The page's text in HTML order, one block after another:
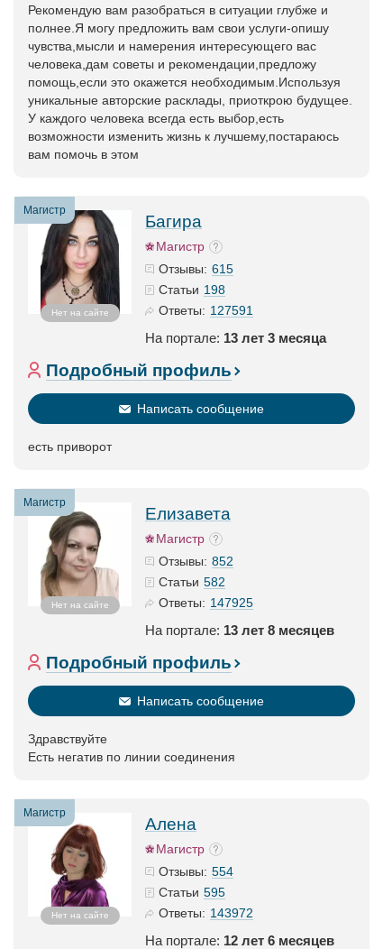
Рекомендую вам разобраться в ситуации глубже и
полнее.Я могу предложить вам свои услуги-опишу
чувства,мысли и намерения интересующего вас
человека,дам советы и рекомендации,предложу
помощь,если это окажется необходимым.Используя
уникальные авторские расклады, приоткрою будущее.
У каждого человека всегда есть выбор,есть
возможности изменить жизнь к лучшему,постараюсь
вам помочь в этом
Магистр
Нет на сайте
Багира
Магистр
Отзывы: 615
Статьи 198
Ответы: 127591
На портале: 13 лет 3 месяца
Подробный профиль
Написать сообщение
есть приворот
Магистр
Нет на сайте
Елизавета
Магистр
Отзывы: 852
Статьи 582
Ответы: 147925
На портале: 13 лет 8 месяцев
Подробный профиль
Написать сообщение
Здравствуйте
Есть негатив по линии соединения
Магистр
Нет на сайте
Алена
Магистр
Отзывы: 554
Статьи 595
Ответы: 143972
На портале: 12 лет 6 месяцев